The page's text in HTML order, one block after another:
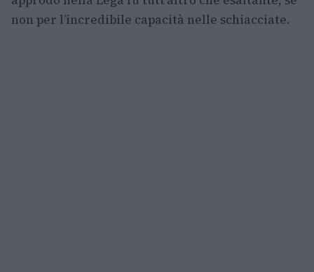
non per l’incredibile capacità nelle schiacciate.